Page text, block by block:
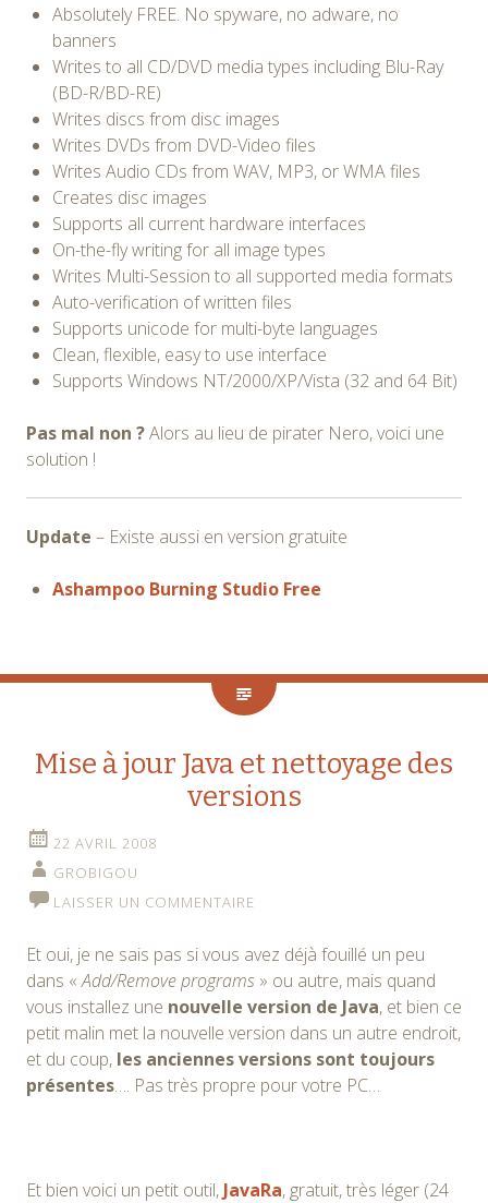
Absolutely FREE. No spyware, no adware, no
banners
Writes to all CD/DVD media types including Blu-Ray
(BD-R/BD-RE)
Writes discs from disc images
Writes DVDs from DVD-Video files
Writes Audio CDs from WAV, MP3, or WMA files
Creates disc images
Supports all current hardware interfaces
On-the-fly writing for all image types
Writes Multi-Session to all supported media formats
Auto-verification of written files
Supports unicode for multi-byte languages
Clean, flexible, easy to use interface
Supports Windows NT/2000/XP/Vista (32 and 64 Bit)
Pas mal non ?Alors au lieu de pirater Nero, voici une
solution !
Update – Existe aussi en version gratuite
Ashampoo Burning Studio Free
Mise à jour Java et nettoyage des
versions
22 AVRIL 2008
GROBIGOU
LAISSER UN COMMENTAIRE
Et oui, je ne sais pas si vous avez déjà fouillé un peu
dans «Add/Remove programs » ou autre, mais quand
vous installez une nouvelle version de Java, et bien ce
petit malin met la nouvelle version dans un autre endroit,
et du coup, les anciennes versions sont toujours
présentes…. Pas très propre pour votre PC…
Et bien voici un petit outil, JavaRa, gratuit, très léger (24